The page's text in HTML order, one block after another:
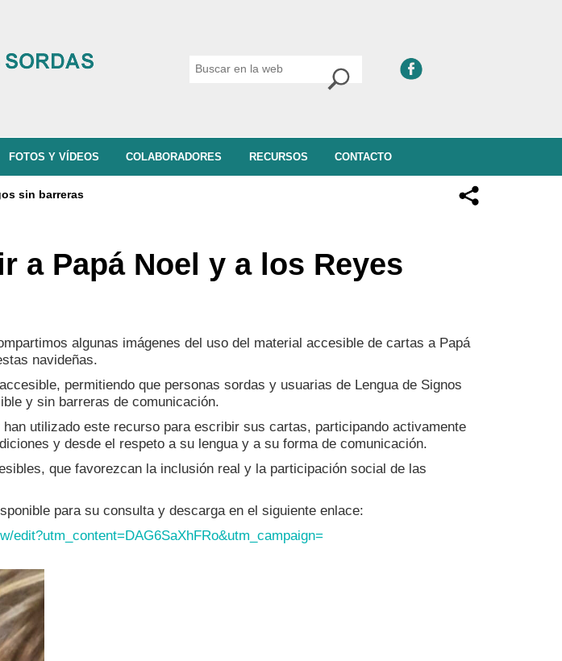
FOTOS Y VÍDEOS COLABORADORES RECURSOS CONTACTO
sin barreras
a Papá Noel y a los Reyes
algunas imágenes del uso del material accesible de cartas a Papá
navideñas.
permitiendo que personas sordas y usuarias de Lengua de Signos
y sin barreras de comunicación.
utilizado este recurso para escribir sus cartas, participando activamente
y desde el respeto a su lengua y a su forma de comunicación.
que favorezcan la inclusión real y la participación social de las
para su consulta y descarga en el siguiente enlace:
edit?utm_content=DAG6SaXhFRo&utm_campaign=